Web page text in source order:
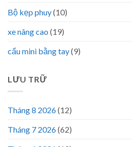
Bộ kẹp phuy(10)
xe nâng cao (19)
cẩu mini bằng tay(9)
LƯU TRỮ
Tháng 8 2026(12)
Tháng 7 2026(62)